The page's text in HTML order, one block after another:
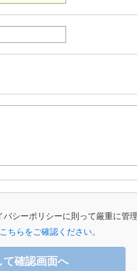
シーポリシーに則って厳重に管理
ちらをご確認ください。
て確認画面へ